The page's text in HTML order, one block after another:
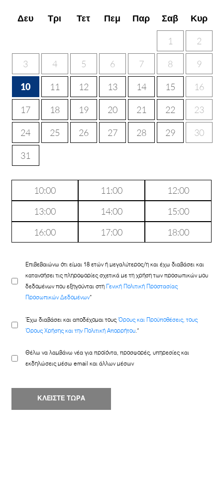
Δευ Τρι Τετ Πεμ Παρ Σαβ Κυρ
1 2
3 4 5 6 7 8 9
10 11 12 13 14 15 16
17 18 19 20 21 22 23
24 25 26 27 28 29 30
31
10:00 11:00
12:00
13:00
14:00
15:00
16:00
17:00 18:00
Επιβεβαιώνω ότι είμαι 18 ετών ή μεγαλύτερος/η και έχω διαβάσει και
κατανοήσει τις πληροφορίες σχετικά με τη χρήση των προσωπικών μου
δεδομένων που εξηγούνται στηΓενική Πολιτική Προστασίας
Προσωπικών Δεδομένων*
Έχω διαβάσει και αποδέχομαι τουςΌρους και Προϋποθέσεις, τους
Όρους Χρήσης και την Πολιτική Απορρήτου.*
Θέλω να λαμβάνω νέα για προϊόντα, προσφορές, υπηρεσίες και
εκδηλώσεις μέσω email και άλλων μέσων